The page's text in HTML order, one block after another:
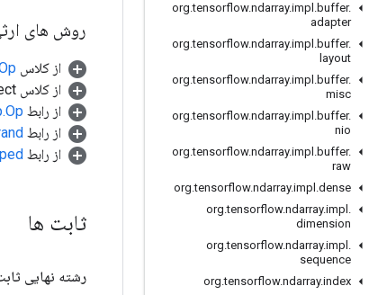
org.tensorflow.ndarray.impl .buffer.
adapter
org.tensorflow.ndarray.impl .buffer.
layout
org.tensorflow.ndarray.impl .buffer.
misc
org.tensorflow.ndarray.impl .buffer.
nio
org.tensorflow.ndarray.impl .buffer.
raw
org.tensorflow.ndarray.impl .dense
org.tensorflow.ndarray.impl .
dimension
org.tensorflow.ndarray.impl .
sequence
org.tensorflow.ndarray.index
روش های
از کلاس
از کلاس java.lang.Object
از رابط
از رابط
از رابط
ثابت ها
رشته نهایی